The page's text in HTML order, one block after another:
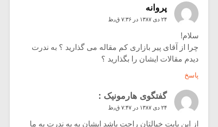
پروانه
۲۴ دی ۱۳۸۷ در ۷:۳۶ ق٫ظ
سلام!
چرا از آقای پیر بازاری کم مقاله می گذارید ؟ به ندرت
دیدم مقالات ایشان را بگذارید ؟
پاسخ
گفتگوی هارمونیک :
۲۴ دی ۱۳۸۷ در ۷:۴۷ ق٫ظ
از این بابت خیالتان راحت باشد ایشان به به ندرت به ما